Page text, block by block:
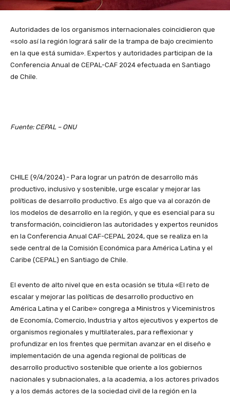
Autoridades de los organismos internacionales coincidieron que
«solo así la región logrará salir de la trampa de bajo crecimiento
en la que está sumida». Expertos y autoridades participan de la
Conferencia Anual de CEPAL-CAF 2024 efectuada en Santiago
de Chile.
Fuente: CEPAL – ONU
CHILE (9/4/2024).- Para lograr un patrón de desarrollo más
productivo, inclusivo y sostenible, urge escalar y mejorar las
políticas de desarrollo productivo. Es algo que va al corazón de
los modelos de desarrollo en la región, y que es esencial para su
transformación, coincidieron las autoridades y expertos reunidos
en la Conferencia Anual CAF-CEPAL 2024, que se realiza en la
sede central de la Comisión Económica para América Latina y el
Caribe (CEPAL) en Santiago de Chile.
El evento de alto nivel que en esta ocasión se titula «El reto de
escalar y mejorar las políticas de desarrollo productivo en
América Latina y el Caribe» congrega a Ministros y Viceministros
de Economía, Comercio, Industria y altos ejecutivos y expertos de
organismos regionales y multilaterales, para reflexionar y
profundizar en los frentes que permitan avanzar en el diseño e
implementación de una agenda regional de políticas de
desarrollo productivo sostenible que oriente a los gobiernos
nacionales y subnacionales, a la academia, a los actores privados
y a los demás actores de la sociedad civil de la región en la